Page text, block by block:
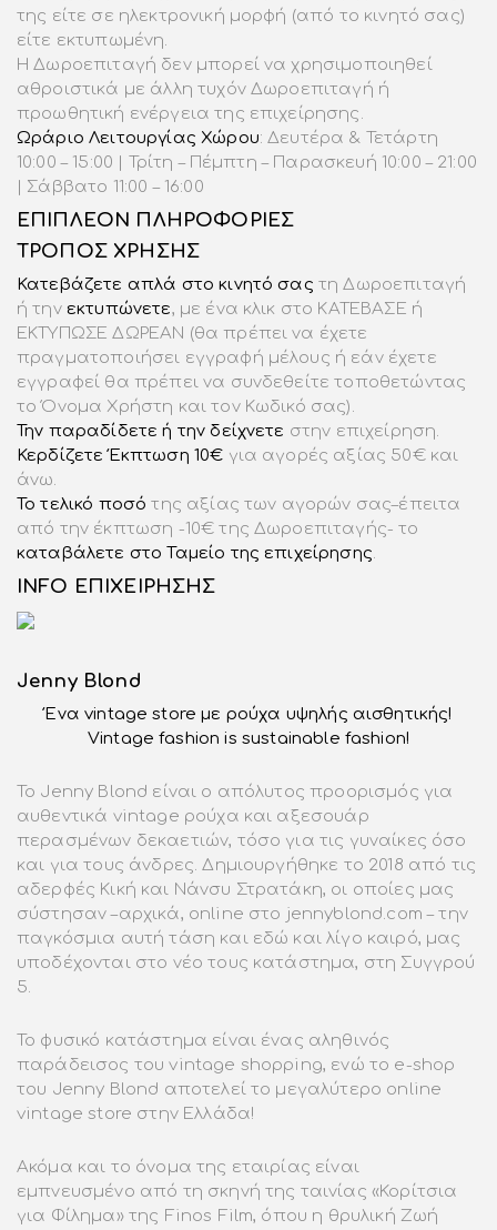
της είτε σε ηλεκτρονική μορφή (από το κινητό σας)
είτε εκτυπωμένη.
Η Δωροεπιταγή δεν μπορεί να χρησιμοποιηθεί
αθροιστικά με άλλη τυχόν Δωροεπιταγή ή
προωθητική ενέργεια της επιχείρησης.
Ωράριο Λειτουργίας Χώρου: Δευτέρα & Τετάρτη
10:00 – 15:00 | Τρίτη – Πέμπτη – Παρασκευή 10:00 – 21:00
| Σάββατο 11:00 – 16:00
ΕΠΙΠΛΕΟΝ ΠΛΗΡΟΦΟΡΙΕΣ
ΤΡΟΠΟΣ ΧΡΗΣΗΣ
Κατεβάζετε απλά στο κινητό σας τη Δωροεπιταγή
ή την εκτυπώνετε, με ένα κλικ στο KATEBΑΣΕ ή
ΕΚΤΥΠΩΣΕ ΔΩΡΕΑΝ (θα πρέπει να έχετε
πραγματοποιήσει εγγραφή μέλους ή εάν έχετε
εγγραφεί θα πρέπει να συνδεθείτε τοποθετώντας
το Όνομα Χρήστη και τον Κωδικό σας).
Την παραδίδετε ή την δείχνετε στην επιχείρηση.
Κερδίζετε Έκπτωση 10€ για αγορές αξίας 50€ και
άνω.
Το τελικό ποσό της αξίας των αγορών σας–έπειτα
από την έκπτωση -10€ της Δωροεπιταγής- το
καταβάλετε στο Ταμείο της επιχείρησης.
INFO ΕΠΙΧΕΙΡΗΣΗΣ
Jenny Blond
Ένα vintage store με ρούχα υψηλής αισθητικής!
Vintage fashion is sustainable fashion!
Το Jenny Blond είναι ο απόλυτος προορισμός για
αυθεντικά vintage ρούχα και αξεσουάρ
περασμένων δεκαετιών, τόσο για τις γυναίκες όσο
και για τους άνδρες. Δημιουργήθηκε το 2018 από τις
αδερφές Κική και Νάνσυ Στρατάκη, οι οποίες μας
σύστησαν –αρχικά, online στο jennyblond.com – την
παγκόσμια αυτή τάση και εδώ και λίγο καιρό, μας
υποδέχονται στο νέο τους κατάστημα, στη Συγγρού
5.
Το φυσικό κατάστημα είναι ένας αληθινός
παράδεισος του vintage shopping, ενώ το e-shop
του Jenny Blond αποτελεί το μεγαλύτερο online
vintage store στην Ελλάδα!
Ακόμα και το όνομα της εταιρίας είναι
εμπνευσμένο από τη σκηνή της ταινίας «Κορίτσια
για Φίλημα» της Finos Film, όπου η θρυλική Ζωή